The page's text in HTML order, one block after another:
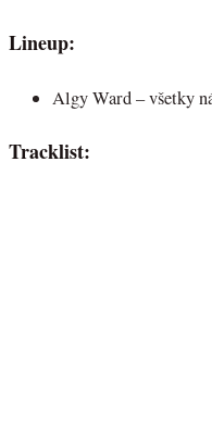
Lineup:
Algy Ward – všetky
Tracklist: